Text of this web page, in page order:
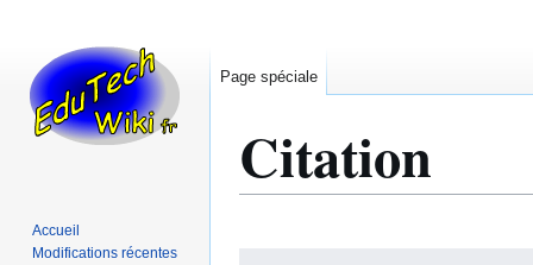
Citation
Page spéciale
Accueil
Modifications récentes